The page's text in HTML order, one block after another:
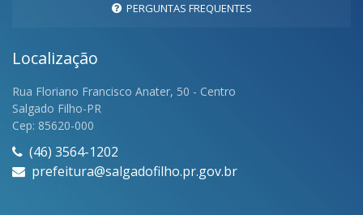
PERGUNTAS FREQUENTES
Localização
Rua Floriano Francisco Anater, 50 - Centro
Salgado Filho-PR
Cep: 85620-000
(46) 3564-1202
prefeitura@salgadofilho.pr.gov.br